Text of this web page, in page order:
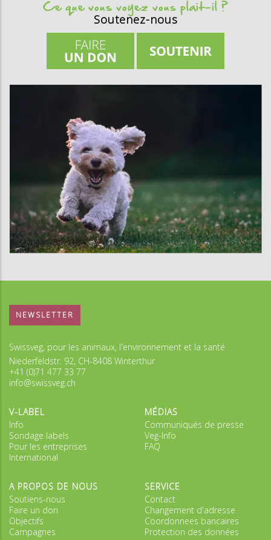
Ce que vous voyez vous plait-il ?
Soutenez-nous
NEWSLETTER
Swissveg, pour les animaux, l'environnement et la santé
Niederfeldstr. 92, CH-8408 Winterthur
+41 (0)71 477 33 77
info@swissveg.ch
V-LABEL
Info
Sondage labels
Pour les entreprises
International
MÉDIAS
Communiqués de presse
Veg-Info
FAQ
A PROPOS DE NOUS
Soutiens-nous
Faire un don
Objectifs
Campagnes
SERVICE
Contact
Changement d'adresse
Coordonnees bancaires
Protection des données